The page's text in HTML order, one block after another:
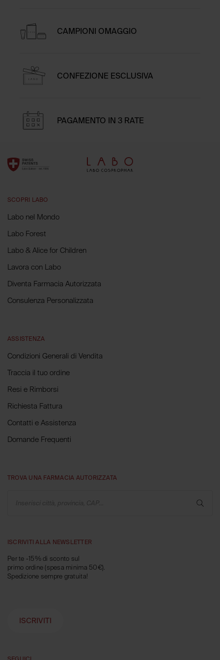
CAMPIONI OMAGGIO
CONFEZIONE ESCLUSIVA
PAGAMENTO IN 3 RATE
SCOPRI LABO
Labo nel Mondo
Labo Forest
Labo & Alice for Children
Lavora con Labo
Diventa Farmacia Autorizzata
Consulenza Personalizzata
ASSISTENZA
Condizioni Generali di Vendita
Traccia il tuo ordine
Resi e Rimborsi
Richiesta Fattura
Contatti e Assistenza
Domande Frequenti
TROVA UNA FARMACIA AUTORIZZATA
ISCRIVITI ALLA NEWSLETTER
Per te -15% di sconto sul
primo ordine (spesa minima 50€).
Spedizione sempre gratuita!
ISCRIVITI